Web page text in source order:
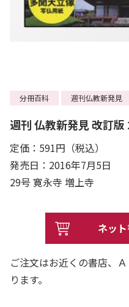
分冊百科 週刊仏教新発見
週刊 仏教新発見 改訂版
定価：591円（税込）
発売日：2016年7月5日
29号 寛永寺 増上寺
ネッ
ご注文はお近くの書店、
ります。